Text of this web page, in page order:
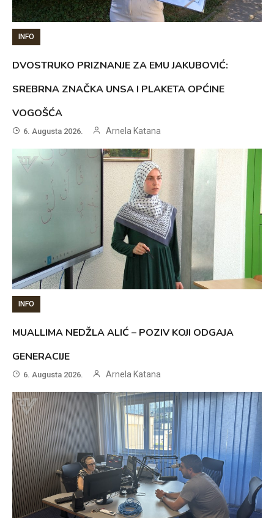
INFO
DVOSTRUKO PRIZNANJE ZA EMU JAKUBOVIĆ:
SREBRNA ZNAČKA UNSA I PLAKETA OPĆINE
VOGOŠĆA
6. Augusta 2026. Arnela Katana
INFO
MUALLIMA NEDŽLA ALIĆ – POZIV KOJI ODGAJA
GENERACIJE
6. Augusta 2026. Arnela Katana